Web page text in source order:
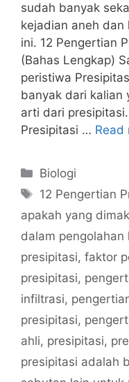
sudah banyak
kejadian aneh
ini. 12 Pengertian
(Bahas Lengkap)
peristiwa
banyak dari kalian
arti dari
Presipitasi … Read
Categories
Biologi
Tags
12 Pengertian
apakah yang
dalam
presipitasi, faktor
presipitasi,
infiltrasi,
presipitasi,
ahli, presipitasi,
presipitasi adalah